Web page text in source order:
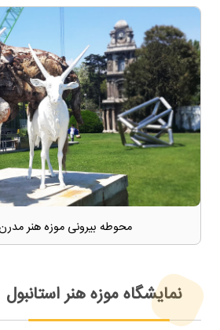
محوطه بیرونی موزه هنر
نمایشگاه موزه هنر استانبول